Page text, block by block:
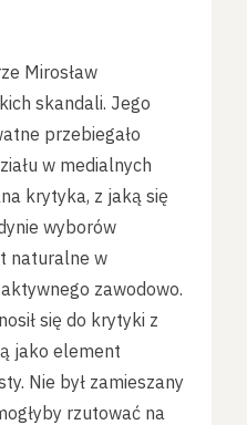
Mirosław
skandali. Jego
przebiegało
w medialnych
krytyka, z jaką się
wyborów
naturalne w
zawodowo.
się do krytyki z
jako element
Nie był zamieszany
rzutować na